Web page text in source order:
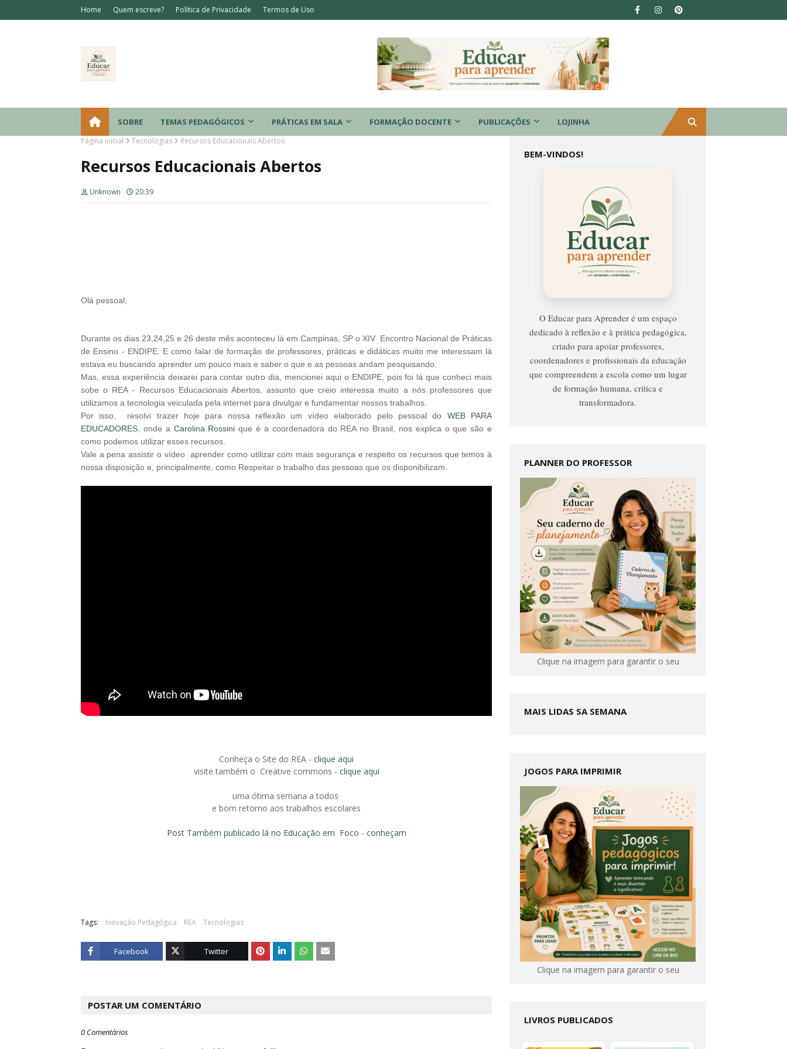
Home Quem escreve? Política de Privacidade Termos de Uso
SOBRE TEMAS PEDAGÓGICOS PRÁTICAS EM SALA FORMAÇÃO DOCENTE PUBLICAÇÕES LOJINHA
Página inicial Tecnologias Recursos Educacionais Abertos
Recursos Educacionais Abertos
Unknown 20:39
Olá pessoal,
Durante os dias 23,24,25 e 26 deste mês aconteceu lá em Campinas, SP o XIV Encontro Nacional de Práticas
de Ensino - ENDIPE. E como falar de formação de professores, práticas e didáticas muito me interessam lá
estava eu buscando aprender um pouco mais e saber o que e as pessoas andam pesquisando.
Mas, essa experiência deixarei para contar outro dia, mencionei aqui o ENDIPE, pois foi lá que conheci mais
sobe o REA - Recursos Educacionais Abertos, assunto que creio interessa muito a nós professores que
utilizamos a tecnologia veiculada pela internet para divulgar e fundamentar nossos trabalhos.
Por isso, resolvi trazer hoje para nossa reflexão um vídeo elaborado pelo pessoal do WEB PARA
EDUCADORES , onde a Carolina Rossini que é a coordenadora do REA no Brasil, nos explica o que são e
como podemos utilizar esses recursos.
Vale a pena assistir o vídeo aprender como utilizar com mais segurança e respeito os recursos que temos à
nossa disposição e, principalmente, como Respeitar o trabalho das pessoas que os disponibilizam.
Conheça o Site do REA - clique aqui
visite também o Creative commons - clique aqui
uma ótima semana a todos
e bom retorno aos trabalhos escolares
Post Também publicado lá no Educação em Foco - conheçam
Tags: Inovação Pedagógica REA Tecnologias
Facebook Twitter
POSTAR UM COMENTÁRIO
0 Comentários
BEM-VINDOS!
Educar
Para
O Educar para Aprender é um espaço
dedicado à reflexão e à prática pedagógica,
criado para apoiar professores,
coordenadores e profissionais da educação
que compreendem a escola como um lugar
de formação humana, crítica e
transformadora.
PLANNER DO PROFESSOR
Clique na imagem para garantir o seu
MAIS LIDAS SA SEMANA
JOGOS PARA IMPRIMIR
Clique na imagem para garantir o seu
LIVROS PUBLICADOS